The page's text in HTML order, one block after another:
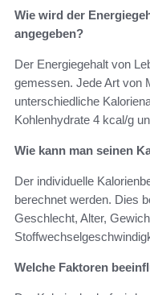
Wie wird der
angegeben?
Der Energiegehalt von
gemessen. Jede Art von
unterschiedliche
Kohlenhydrate 4 kcal/g
Wie kann man seinen
Der individuelle
berechnet werden. Dies
Geschlecht, Alter,
Welche Faktoren